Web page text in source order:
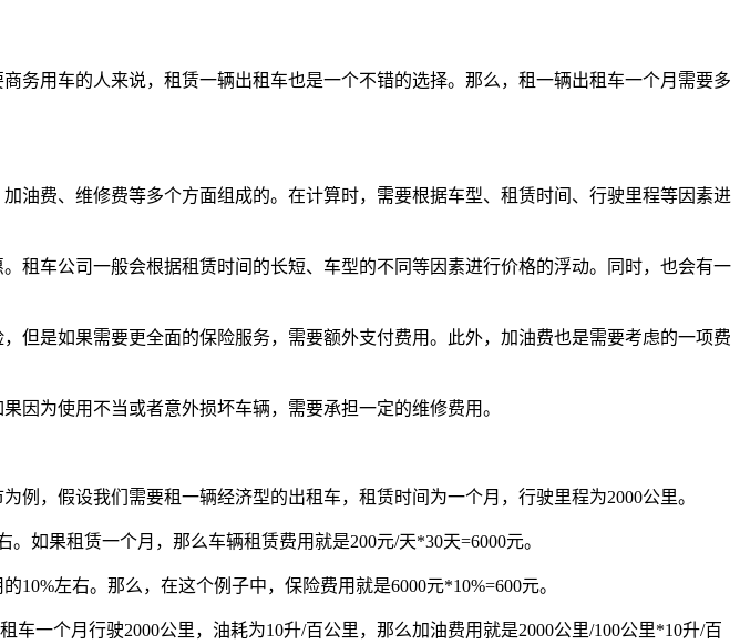
务用车的人来说，租赁一辆出租车也是一个不错的选择。那么，租一辆出租车一个月需要多
油费、维修费等多个方面组成的。在计算时，需要根据车型、租赁时间、行驶里程等因素进
租车公司一般会根据租赁时间的长短、车型的不同等因素进行价格的浮动。同时，也会有一
但是如果需要更全面的保险服务，需要额外支付费用。此外，加油费也是需要考虑的一项费
因为使用不当或者意外损坏车辆，需要承担一定的维修费用。
，假设我们需要租一辆经济型的出租车，租赁时间为一个月，行驶里程为2000公里。
如果租赁一个月，那么车辆租赁费用就是200元/天*30天=6000元。
左右。那么，在这个例子中，保险费用就是6000元*10%=600元。
一个月行驶2000公里，油耗为10升/百公里，那么加油费用就是2000公里/100公里*10升/百